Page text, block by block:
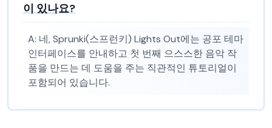
이 있나요?
A: 네, Sprunki(스프런키) Lights Out에는 공포 테마
인터페이스를 안내하고 첫 번째 으스스한 음악 작
품을 만드는 데 도움을 주는 직관적인 튜토리얼이
포함되어 있습니다.